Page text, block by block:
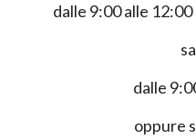
dalle 9:00 alle
dalle
oppure